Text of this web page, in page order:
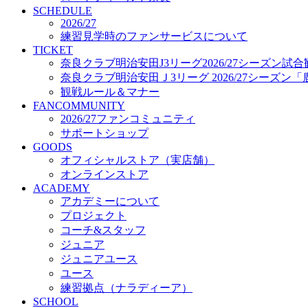
プロジェクト
コーチ&スタッフ
ジュニア
ジュニアユース
ユース
練習拠点（ナラディーア）
SCHOOL
CLUB
2026/27 パートナー企業
パートナー募集
クラブ理念
クラブ情報
サステナビリティ
Web制作支援
応援プロジェクト
SCHEDULE
2026/27
練習見学時のファンサービスについて
TICKET
奈良クラブ明治安田J3リーグ2026/27シーズン試合
奈良クラブ明治安田Ｊ3リーグ 2026/27シーズン「
観戦ルール＆マナー
FANCOMMUNITY
2026/27ファンコミュニティ
サポートショップ
GOODS
オフィシャルストア（実店舗）
オンラインストア
ACADEMY
アカデミーについて
プロジェクト
コーチ&スタッフ
ジュニア
ジュニアユース
ユース
練習拠点（ナラディーア）
SCHOOL